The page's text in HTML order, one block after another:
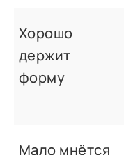
Хорошо
держит
форму
Мало мнётся